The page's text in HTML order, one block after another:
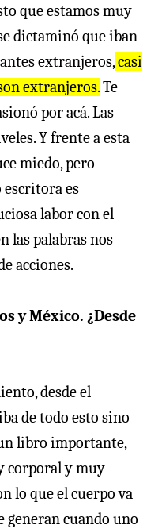
que estamos muy
dictaminó que iban
extranjeros,casi
extranjeros.Te
por acá. Las
Y frente a esta
miedo, pero
es
labor con el
las palabras nos
acciones.
y México. ¿Desde
desde el
de todo esto sino
libro importante,
corporal y muy
lo que el cuerpo va
generan cuando uno